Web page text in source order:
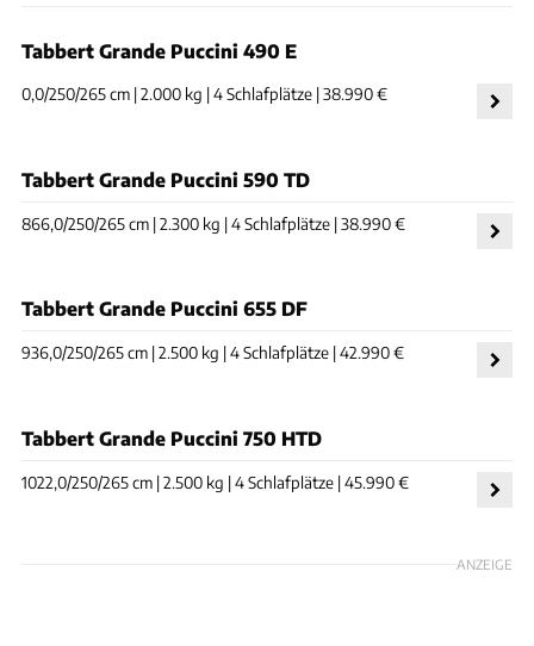
Tabbert Grande Puccini 490 E
0,0/250/265 cm | 2.000 kg | 4 Schlafplätze | 38.990 €
Tabbert Grande Puccini 590 TD
866,0/250/265 cm | 2.300 kg | 4 Schlafplätze | 38.990 €
Tabbert Grande Puccini 655 DF
936,0/250/265 cm | 2.500 kg | 4 Schlafplätze | 42.990 €
Tabbert Grande Puccini 750 HTD
1022,0/250/265 cm | 2.500 kg | 4 Schlafplätze | 45.990 €
ANZEIGE